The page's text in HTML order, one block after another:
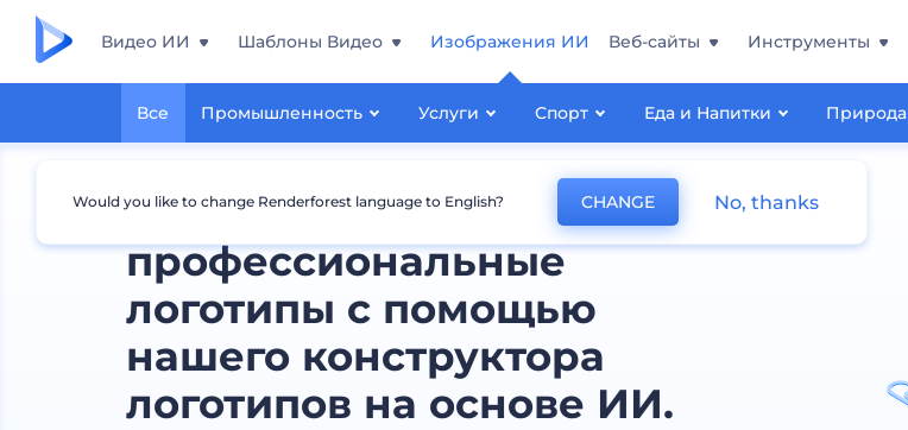
Видео ИИ Шаблоны Видео Изображения ИИ
Все Промышленность Услуги Спорт Еда и Напитки Природа
Веб-сайты Инструменты
Создавайте
профессиональные
логотипы с помощью
нашего конструктора
логотипов на основе ИИ.
Would you like to change Renderforest language to English? CHANGE No, thanks